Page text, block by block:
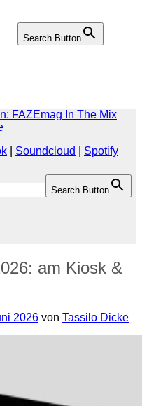
Search Button
Search Button
FAZEmag In The Mix
Soundcloud
Spotify
am Kiosk &
2026 von Tassilo Dicke